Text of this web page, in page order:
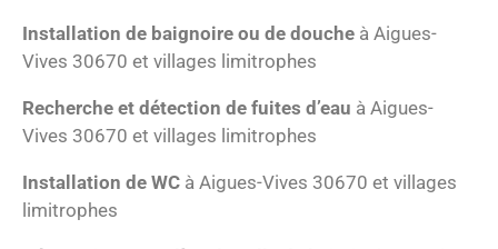
Installation de baignoire ou de douche à Aigues-
Vives 30670 et villages limitrophes
Recherche et détection de fuites d’eau à Aigues-
Vives 30670 et villages limitrophes
Installation de WC à Aigues-Vives 30670 et villages
limitrophes